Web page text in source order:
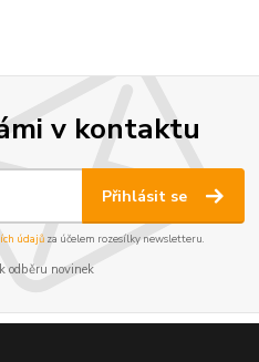
v kontaktu
Přihlásit se
údajůza účelem rozesílky newsletteru.
odběru novinek